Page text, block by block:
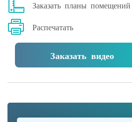
Заказать планы помещений
Распечатать
Заказать видео